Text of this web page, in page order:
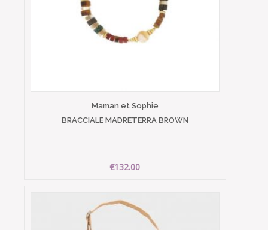
Maman et Sophie
BRACCIALE MADRETERRA BROWN
€132.00